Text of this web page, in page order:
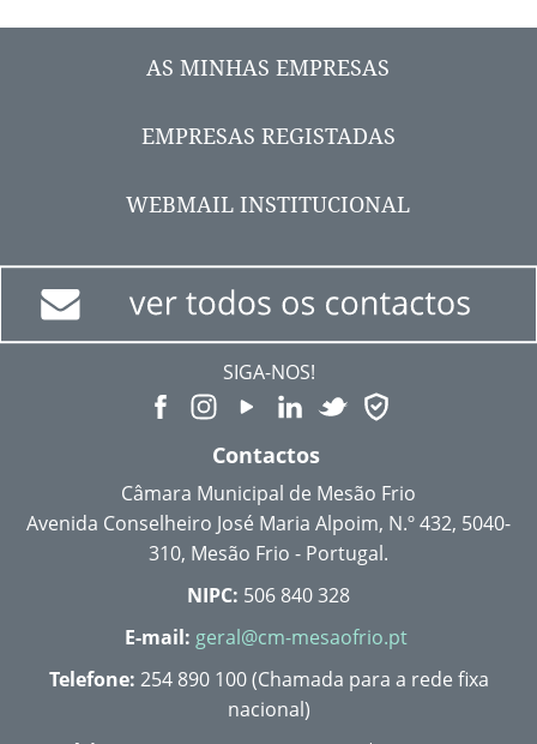
AS MINHAS EMPRESAS
EMPRESAS REGISTADAS
WEBMAIL INSTITUCIONAL
SIGA-NOS!
Contactos
Câmara Municipal de Mesão Frio
Avenida Conselheiro José Maria Alpoim, N.º 432, 5040-
310, Mesão Frio - Portugal.
NIPC: 506 840 328
E-mail: geral@cm-mesaofrio.pt
Telefone: 254 890 100 (Chamada para a rede fixa
nacional)